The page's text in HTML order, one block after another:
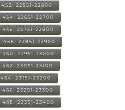
452: 22551-22600
454: 22651-22700
456: 22751-22800
458: 22851-22900
460: 22951-23000
462: 23051-23100
464: 23151-23200
466: 23251-23300
468: 23351-23400